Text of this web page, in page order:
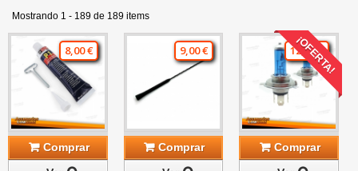
Mostrando 1 - 189 de 189 items
8,00 €
Comprar
9,00 €
Comprar
¡OFERTA!
12,00 €
Comprar